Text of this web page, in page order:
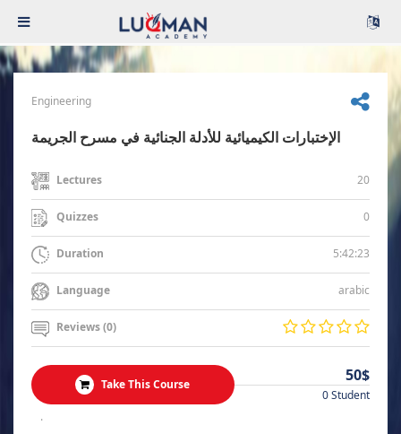
Engineering
الإختبارات الكيميائية للأدلة الجنائية في مسرح الجريمة
Lectures 20
Quizzes 0
Duration 5:42:23
Language arabic
Reviews (0)
Take This Course 50$
0 Student
.